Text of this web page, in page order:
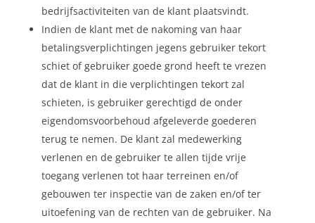
bedrijfsactiviteiten van de klant plaatsvindt.
Indien de klant met de nakoming van haar
betalingsverplichtingen jegens gebruiker tekort
schiet of gebruiker goede grond heeft te vrezen
dat de klant in die verplichtingen tekort zal
schieten, is gebruiker gerechtigd de onder
eigendomsvoorbehoud afgeleverde goederen
terug te nemen. De klant zal medewerking
verlenen en de gebruiker te allen tijde vrije
toegang verlenen tot haar terreinen en/of
gebouwen ter inspectie van de zaken en/of ter
uitoefening van de rechten van de gebruiker. Na